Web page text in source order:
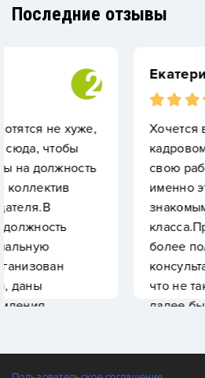
Последние отзывы
Екатерина
Хочется выразить
кадровому агентству
свою работу на
именно это
знакомым, которые
класса.Пришлось
более полугода, но
консультации было
что не так с резюме,
далее была сделана